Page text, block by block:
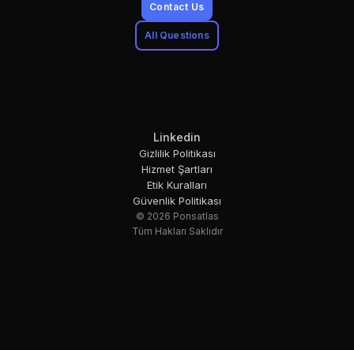
Contact Us
All Questions
Linkedin
Gizlilik Politikası
Hizmet Şartları
Etik Kuralları
Güvenlik Politikası
© 2026 Ponsatlas
Tüm Hakları Saklıdır